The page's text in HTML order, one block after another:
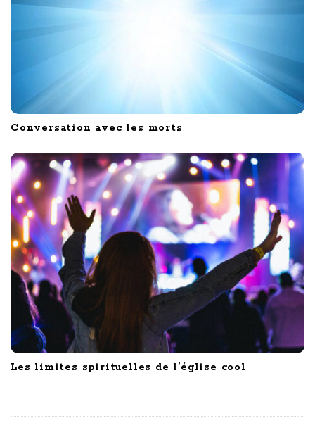
Conversation avec les morts
Les limites spirituelles de l’église cool